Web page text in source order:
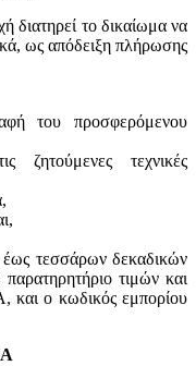
διατηρεί το δικαίωμα να
ως απόδειξη πλήρωσης
του προσφερόμενου
τεχνικές
τεσσάρων δεκαδικών
τιμών και
και ο κωδικός εμπορίου